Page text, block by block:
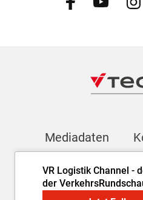
VR Logistik Channel -
der
Mediadaten